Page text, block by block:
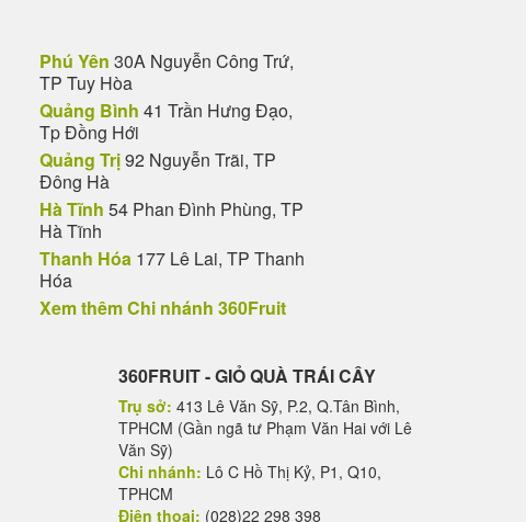
Phú Yên 30A Nguyễn Công Trứ,
TP Tuy Hòa
Quảng Bình 41 Trần Hưng Đạo,
Tp Đồng Hới
Quảng Trị92 Nguyễn Trãi, TP
Đông Hà
Hà Tĩnh 54 Phan Đình Phùng, TP
Hà Tĩnh
Thanh Hóa 177 Lê Lai, TP Thanh
Hóa
Xem thêm Chi nhánh 360Fruit
360FRUIT - GIỎ QUÀ TRÁI CÂY
Trụ sở: 413 Lê Văn Sỹ, P.2, Q.Tân Bình,
TPHCM (Gần ngã tư Phạm Văn Hai với Lê
Văn Sỹ)
Chi nhánh: Lô C Hồ Thị Kỷ, P1, Q10,
TPHCM
Điện thoại: (028)22 298 398